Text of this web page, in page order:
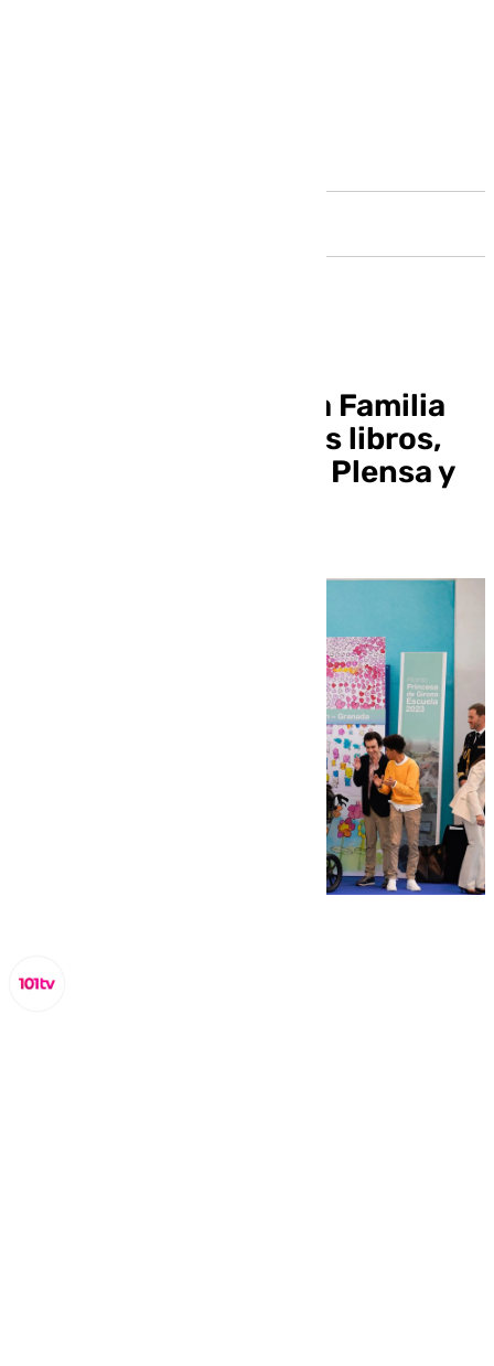
358 regalos recibió la Familia
Real en 2024: muchos libros,
esculturas de Jaume Plensa y